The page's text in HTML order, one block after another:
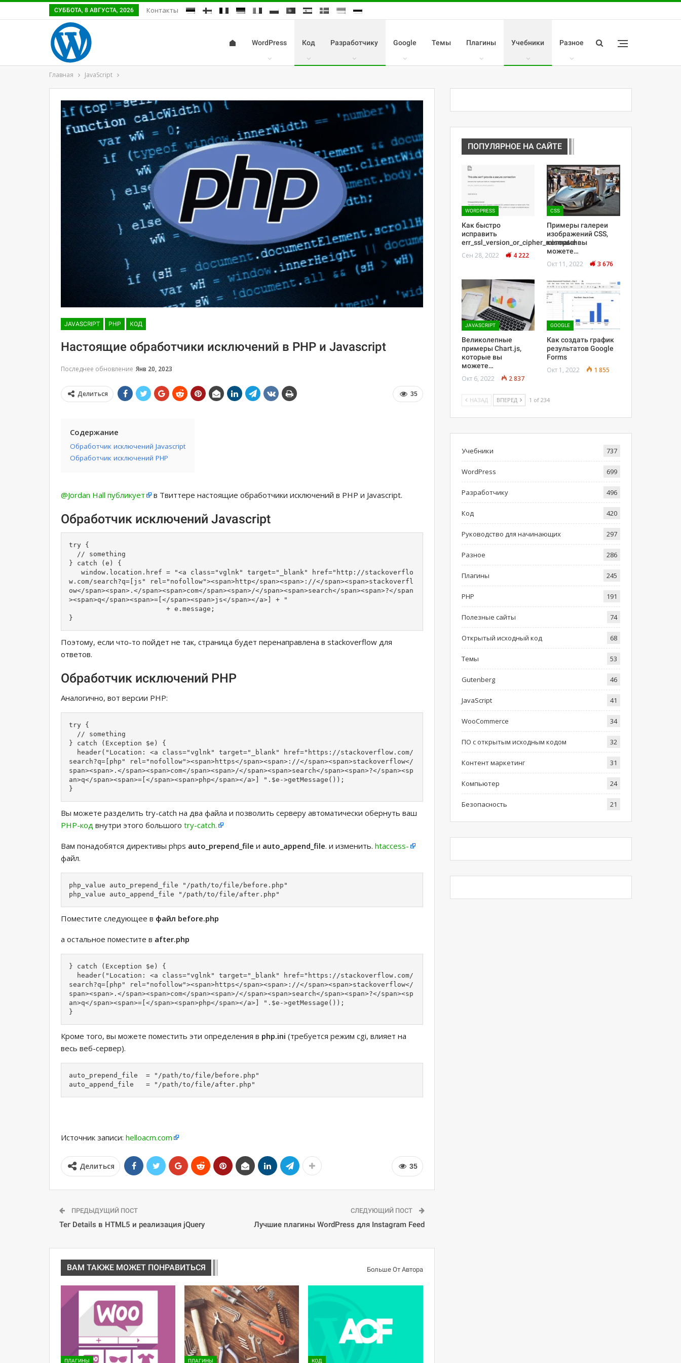
СУББОТА, 8 АВГУСТА, 2026 Контакты
WordPress Код Разработчику Google Темы Плагины Учебники Разное
Главная JavaScript
JAVASCRIPT PHP КОД
Настоящие обработчики исключений в PHP и Javascript
Последнее обновление Янв 20, 2023
35
Делиться
Содержание
Обработчик исключений Javascript
Обработчик исключений PHP
@Jordan Hall публикует в Твиттере настоящие обработчики исключений в PHP и Javascript.
Обработчик исключений Javascript
try {
// something
} catch (e) {
window.location.href = "<a class="vglnk" target="_blank" href="http://stackoverflo
w.com/search?q=[js" rel="nofollow"><span>http</span><span>://</span><span>stackoverfl
ow</span><span>.</span><span>com</span><span>/</span><span>search</span><span>?</span
><span>q</span><span>=[</span><span>js</span></a>] + "
+ e.message;
}
Поэтому, если что-то пойдет не так, страница будет перенаправлена ​​​​в stackoverflow для
ответов.
Обработчик исключений PHP
Аналогично, вот версии PHP:
try {
// something
} catch (Exception $e) {
header("Location: <a class="vglnk" target="_blank" href="https://stackoverflow.com/
search?q=[php" rel="nofollow"><span>https</span><span>://</span><span>stackoverflow</
span><span>.</span><span>com</span><span>/</span><span>search</span><span>?</span><sp
an>q</span><span>=[</span><span>php</span></a>] ".$e->getMessage());
}
Вы можете разделить try-catch на два файла и позволить серверу автоматически обернуть ваш
PHP-код внутри этого большого try-catch.
Вам понадобятся директивы phps auto_prepend_file и auto_append_file. и изменить. htaccess-
файл.
php_value auto_prepend_file "/path/to/file/before.php"
php_value auto_append_file "/path/to/file/after.php"
Поместите следующее в файл before.php
а остальное поместите в after.php
} catch (Exception $e) {
header("Location: <a class="vglnk" target="_blank" href="https://stackoverflow.com/
search?q=[php" rel="nofollow"><span>https</span><span>://</span><span>stackoverflow</
span><span>.</span><span>com</span><span>/</span><span>search</span><span>?</span><sp
an>q</span><span>=[</span><span>php</span></a>] ".$e->getMessage());
}
Кроме того, вы можете поместить эти определения в php.ini (требуется режим cgi, влияет на
весь веб-сервер).
auto_prepend_file  = "/path/to/file/before.php"
auto_append_file   = "/path/to/file/after.php"
Источник записи: helloacm.com
35
Делиться
ПРЕДЫДУЩИЙ ПОСТ
Тег Details в HTML5 и реализация jQuery
СЛЕДУЮЩИЙ ПОСТ
Лучшие плагины WordPress для Instagram Feed
ВАМ ТАКЖЕ МОЖЕТ ПОНРАВИТЬСЯ Больше От Автора
ПЛАГИНЫ ПЛАГИНЫ КОД
ПОПУЛЯРНОЕ НА САЙТЕ
WORDPRESS
Как быстро
исправить
err_ssl_version_or_cipher_mismatch
Сен 28, 2022 4 222
CSS
Примеры галереи
изображений CSS,
которые вы
можете…
Окт 11, 2022 3 676
JAVASCRIPT
Великолепные
примеры Chart.js,
которые вы
можете…
Окт 6, 2022 2 837
GOOGLE
Как создать график
результатов Google
Forms
Окт 1, 2022 1 855
НАЗАД ВПЕРЕД 1 of 234
Учебники 737
WordPress 699
Разработчику 496
Код 420
Руководство для начинающих 297
Разное 286
Плагины 245
PHP 191
Полезные сайты 74
Открытый исходный код 68
Темы 53
Gutenberg 46
JavaScript 41
WooCommerce 34
ПО с открытым исходным кодом 32
Контент маркетинг 31
Компьютер 24
Безопасность 21